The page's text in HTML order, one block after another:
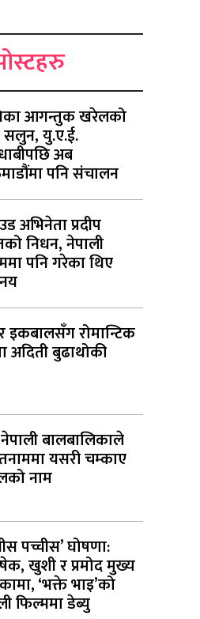
आगन्तुक खरेलको
सलुन, यु.ए.ई.
अब
पनि संचालन
अभिनेता प्रदीप
निधन, नेपाली
पनि गरेका थिए
इकबालसँग रोमान्टिक
अदिती बुढाथोकी
बालबालिकाले
यसरी चम्काए
नाम
पच्चीस’ घोषणा:
खुशी र प्रमोद मुख्य
‘भक्ते भाइ’को
फिल्ममा डेब्यु